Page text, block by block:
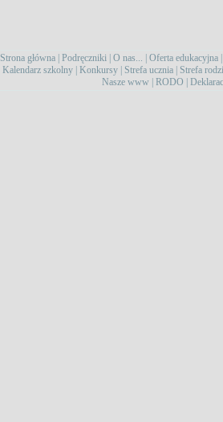
Strona główna Podręczniki O nas... Oferta edukacyjna
Kalendarz szkolny Konkursy Strefa ucznia
Strefa
Nasze www RODO